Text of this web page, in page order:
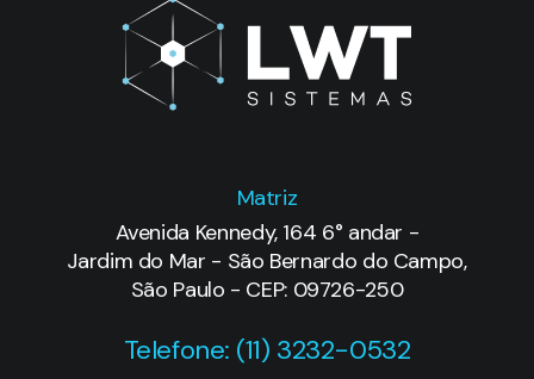
Matriz
Avenida Kennedy, 164 6° andar -
Jardim do Mar - São Bernardo do Campo,
São Paulo - CEP: 09726-250
Telefone: (11) 3232-0532